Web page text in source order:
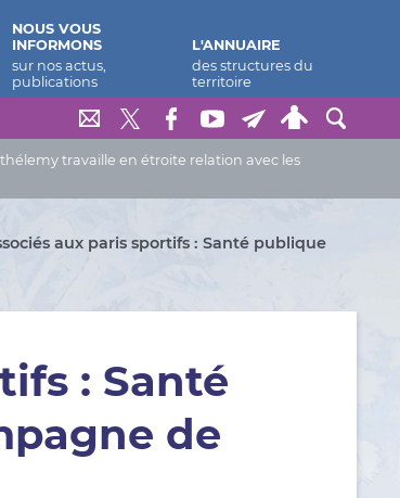
travaille en étroite relation avec les
NOUS VOUS
INFORMONS
L'ANNUAIRE
aux paris sportifs : Santé publique
: Santé
de